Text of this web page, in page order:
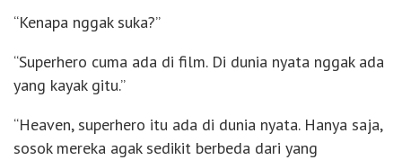
“Kenapa nggak suka?”
“Superhero cuma ada di film. Di dunia nyata nggak ada
yang kayak gitu.”
“Heaven, superhero itu ada di dunia nyata. Hanya saja,
sosok mereka agak sedikit berbeda dari yang